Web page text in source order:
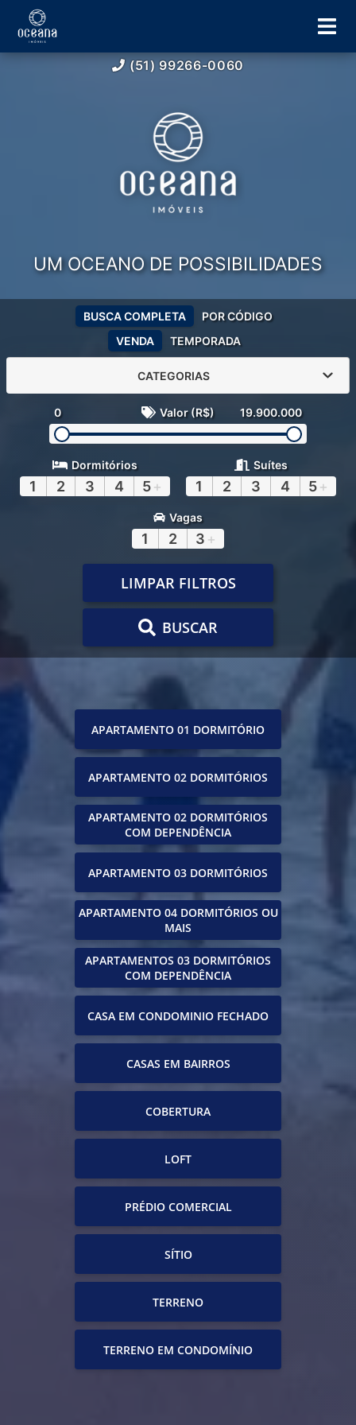
(51) 99266-0060
UM OCEANO DE POSSIBILIDADES
VENDA TEMPORADA
BUSCA COMPLETA POR CÓDIGO
CATEGORIAS
0 Valor (R$) 19.900.000
Dormitórios
1 2 3 4 5+
Suítes
1 2 3 4 5+
Vagas
1 2 3 +
LIMPAR FILTROS
BUSCAR
APARTAMENTO 01 DORMITÓRIO
APARTAMENTO 02 DORMITÓRIOS
APARTAMENTO 02 DORMITÓRIOS
COM DEPENDÊNCIA
APARTAMENTO 03 DORMITÓRIOS
APARTAMENTO 04 DORMITÓRIOS OU
MAIS
APARTAMENTOS 03 DORMITÓRIOS
COM DEPENDÊNCIA
CASA EM CONDOMINIO FECHADO
CASAS EM BAIRROS
COBERTURA
LOFT
PRÉDIO COMERCIAL
SÍTIO
TERRENO
TERRENO EM CONDOMÍNIO